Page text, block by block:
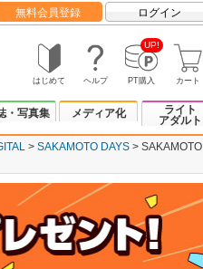
無料会員登録 ログイン
はじめて ヘルプ
UP!
PT購入 カート
・写真集 メディア化
ライト
アダルト
SAKAMOTO DAYS
SAKAMOTO